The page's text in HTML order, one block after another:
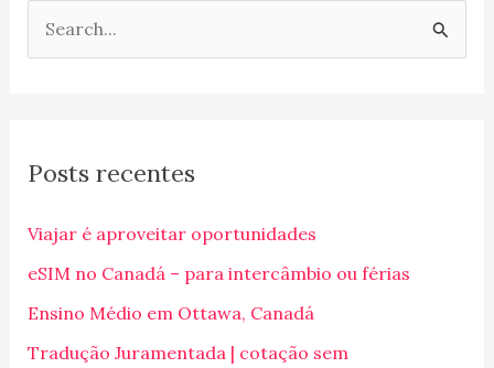
u
s
a
r
p
Posts recentes
Viajar é aproveitar oportunidades
eSIM no Canadá – para intercâmbio ou férias
Ensino Médio em Ottawa, Canadá
Tradução Juramentada | cotação sem